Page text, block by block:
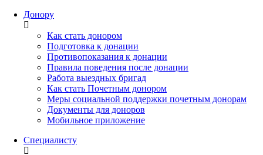
Донору
Как стать донором
Подготовка к донации
Противопоказания к донации
Правила поведения после донации
Работа выездных бригад
Как стать Почетным донором
Меры социальной поддержки почетным донорам
Документы для доноров
Мобильное приложение
Специалисту